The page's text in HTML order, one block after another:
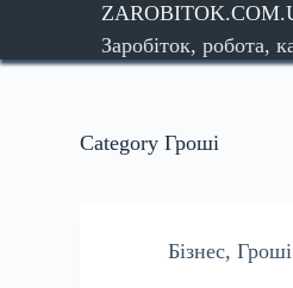
i
Заробіток, робота,
Category Гроші
Бізнес,Гроші